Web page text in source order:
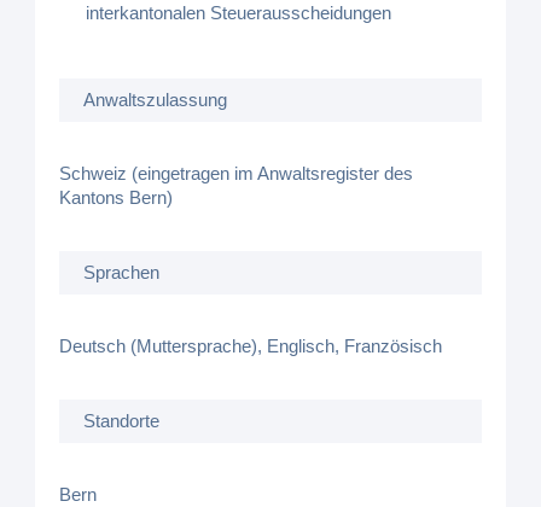
interkantonalen Steuerausscheidungen
Anwaltszulassung
Schweiz (eingetragen im Anwaltsregister des
Kantons Bern)
Sprachen
Deutsch (Muttersprache), Englisch, Französisch
Standorte
Bern